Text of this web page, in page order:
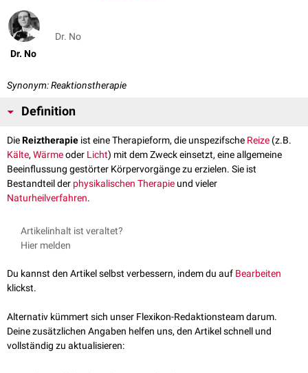
Dr. No
Dr. No
Synonym: Reaktionstherapie
Definition
DieReiztherapie ist eine Therapieform, die unspezifsche Reize (z.B.
Kälte, Wärmeoder Licht) mit dem Zweck einsetzt, eine allgemeine
Beeinflussung gestörter Körpervorgänge zu erzielen. Sie ist
Bestandteil der physikalischen Therapie und vieler
Naturheilverfahren.
Artikelinhalt ist veraltet?
Hier melden
Du kannst den Artikel selbst verbessern, indem du auf Bearbeiten
klickst.
Alternativ kümmert sich unser Flexikon-Redaktionsteam darum.
Deine zusätzlichen Angaben helfen uns, den Artikel schnell und
vollständig zu aktualisieren: